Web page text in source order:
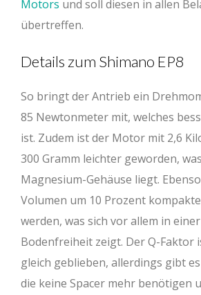
Motors und soll diesen in allen
übertreffen.
Details zum Shimano EP8
So bringt der Antrieb ein
85 Newtonmeter mit, welches
ist. Zudem ist der Motor mit 2,6
300 Gramm leichter geworden,
Magnesium-Gehäuse liegt.
Volumen um 10 Prozent
werden, was sich vor allem in
Bodenfreiheit zeigt. Der Q-Faktor
gleich geblieben, allerdings gibt
die keine Spacer mehr benötigen